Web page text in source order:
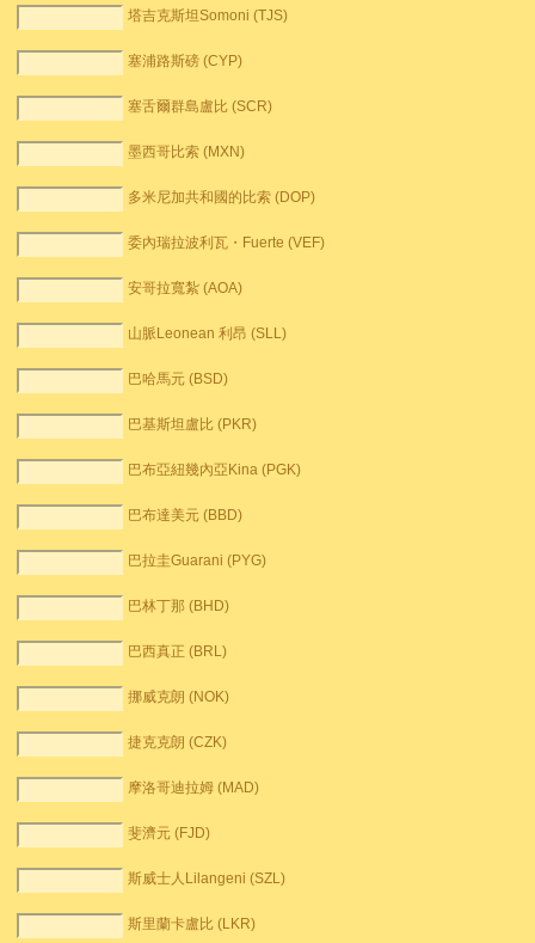
塔吉克斯坦Somoni (TJS)
塞浦路斯磅 (CYP)
塞舌爾群島盧比 (SCR)
墨西哥比索 (MXN)
多米尼加共和國的比索 (DOP)
委內瑞拉波利瓦・Fuerte (VEF)
安哥拉寬紮 (AOA)
山脈Leonean 利昂 (SLL)
巴哈馬元 (BSD)
巴基斯坦盧比 (PKR)
巴布亞紐幾內亞Kina (PGK)
巴布達美元 (BBD)
巴拉圭Guarani (PYG)
巴林丁那 (BHD)
巴西真正 (BRL)
挪威克朗 (NOK)
捷克克朗 (CZK)
摩洛哥迪拉姆 (MAD)
斐濟元 (FJD)
斯威士人Lilangeni (SZL)
斯里蘭卡盧比 (LKR)